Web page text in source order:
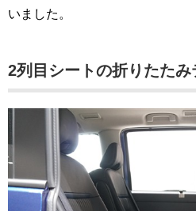
いました。
2列目シートの折りたたみ